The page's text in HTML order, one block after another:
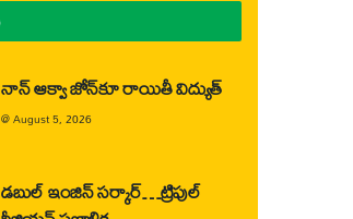
నాన్ ఆక్వా జోన్‌కూ రాయితీ విద్యుత్
@August 5, 2026
డబుల్ ఇంజిన్ సర్కార్…ట్రిపుల్